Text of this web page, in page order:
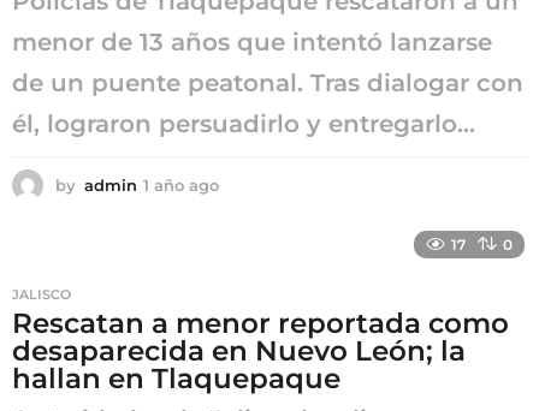
menor de 13 años que intentó lanzarse
de un puente peatonal. Tras dialogar con
él, lograron persuadirlo y entregarlo...
by admin 1 año ago
o
17 0
JALISCO
Rescatan a menor reportada como
desaparecida en Nuevo León; la
hallan en Tlaquepaque